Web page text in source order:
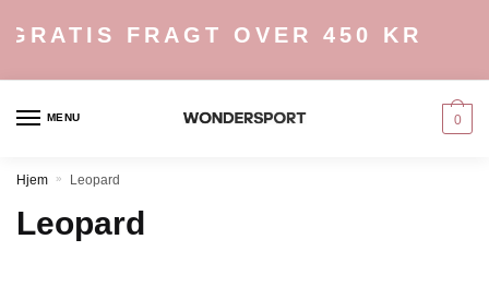
GRATIS FRAGT OVER 450 KR
MENU 0
Hjem » Leopard
Leopard